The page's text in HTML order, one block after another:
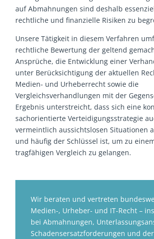
auf Abmahnungen sind deshalb
rechtliche und finanzielle Risiken zu
Unsere Tätigkeit in diesem Verfahren
rechtliche Bewertung der geltend
Ansprüche, die Entwicklung einer
unter Berücksichtigung der aktuellen
Medien- und Urheberrecht sowie die
Vergleichsverhandlungen mit der
Ergebnis unterstreicht, dass sich eine
sachorientierte Verteidigungsstrategie
vermeintlich aussichtslosen Situationen
und häufig der Schlüssel ist, um zu
tragfähigen Vergleich zu gelangen.
Wir beraten und vertreten
Medien-, Urheber- und IT-Recht –
bei Abmahnungen,
Schadensersatzforderungen und der